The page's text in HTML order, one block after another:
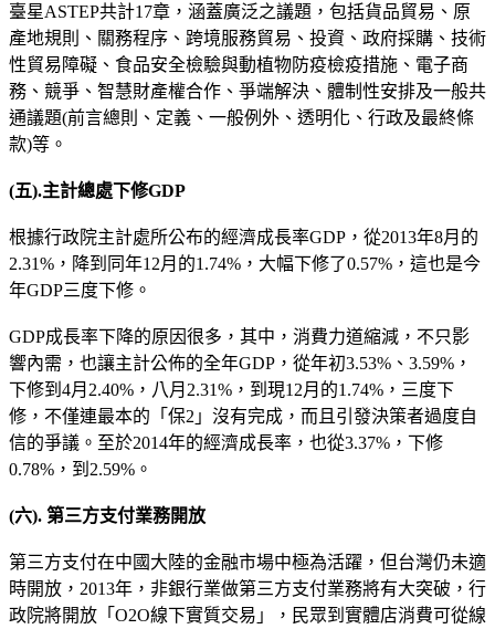
臺星ASTEP共計17章，涵蓋廣泛之議題，包括貨品貿易、原
產地規則、關務程序、跨境服務貿易、投資、政府採購、技術
性貿易障礙、食品安全檢驗與動植物防疫檢疫措施、電子商
務、競爭、智慧財產權合作、爭端解決、體制性安排及一般共
通議題(前言總則、定義、一般例外、透明化、行政及最終條
款)等。
(五).主計總處下修GDP
根據行政院主計處所公布的經濟成長率GDP，從2013年8月的
2.31%，降到同年12月的1.74%，大幅下修了0.57%，這也是今
年GDP三度下修。
GDP成長率下降的原因很多，其中，消費力道縮減，不只影
響內需，也讓主計公佈的全年GDP，從年初3.53%、3.59%，
下修到4月2.40%，八月2.31%，到現12月的1.74%，三度下
修，不僅連最本的「保2」沒有完成，而且引發決策者過度自
信的爭議。至於2014年的經濟成長率，也從3.37%，下修
0.78%，到2.59%。
(六). 第三方支付業務開放
第三方支付在中國大陸的金融市場中極為活躍，但台灣仍未適
時開放，2013年，非銀行業做第三方支付業務將有大突破，行
政院將開放「O2O線下實質交易」，民眾到實體店消費可從線